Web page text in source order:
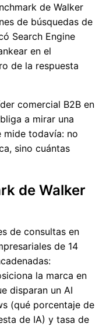
de Walker
de búsquedas de
Search Engine
en el
de la respuesta
comercial B2B en
a mirar una
mide todavía: no
sino cuántas
de Walker
de consultas en
de 14
la marca en
disparan un AI
(qué porcentaje de
de IA) y tasa de